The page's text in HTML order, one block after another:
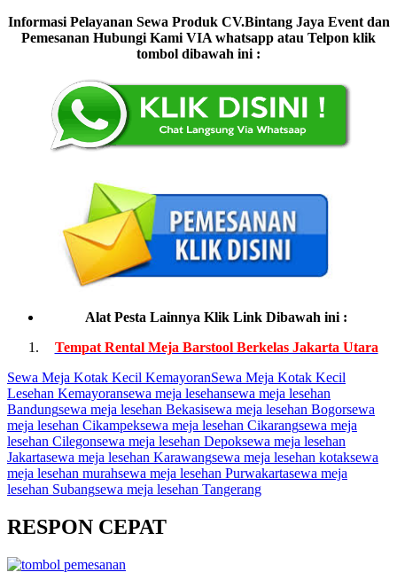
Informasi Pelayanan Sewa Produk CV.Bintang Jaya Event dan
Pemesanan Hubungi Kami VIA whatsapp atau Telpon klik
tombol dibawah ini :
Alat Pesta Lainnya Klik Link Dibawah ini :
Tempat Rental Meja Barstool Berkelas Jakarta Utara
Sewa Meja Kotak Kecil KemayoranSewa Meja Kotak Kecil
Lesehan Kemayoransewa meja lesehansewa meja lesehan
Bandungsewa meja lesehan Bekasisewa meja lesehan Bogorsewa
meja lesehan Cikampeksewa meja lesehan Cikarangsewa meja
lesehan Cilegonsewa meja lesehan Depoksewa meja lesehan
Jakartasewa meja lesehan Karawangsewa meja lesehan kotaksewa
meja lesehan murahsewa meja lesehan Purwakartasewa meja
lesehan Subangsewa meja lesehan Tangerang
RESPON CEPAT